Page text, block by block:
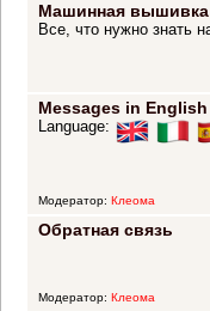
Машинная вышивка
Все, что нужно знать
Messages in
Language:
Модератор: Клеома
Обратная связь
Модератор: Клеома